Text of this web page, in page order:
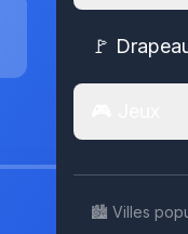
🚩
🏙️ Villes